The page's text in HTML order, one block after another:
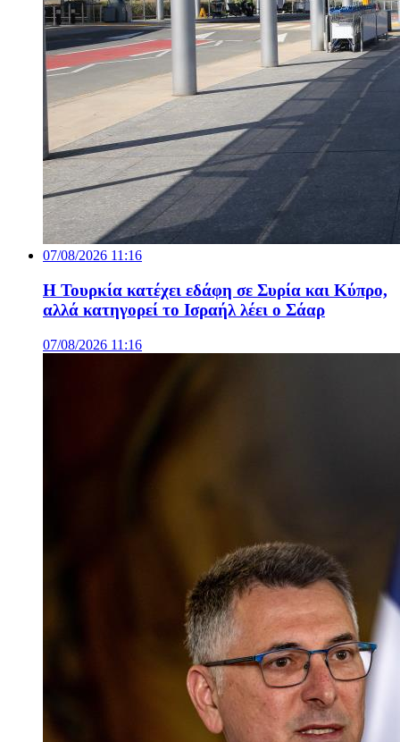
07/08/2026 11:16
Η Τουρκία κατέχει εδάφη σε Συρία και Κύπρο,
αλλά κατηγορεί το Ισραήλ λέει ο Σάαρ
07/08/2026 11:16